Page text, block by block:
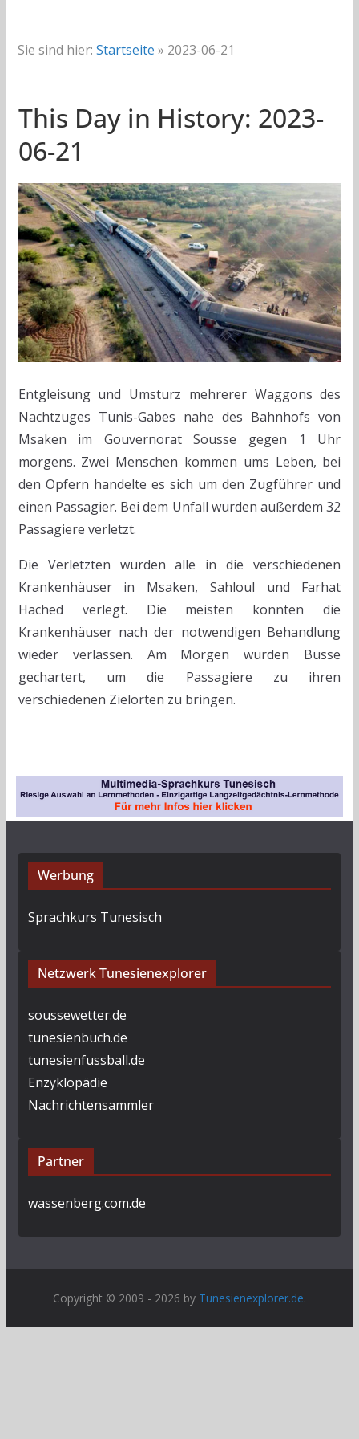
Sie sind hier: Startseite » 2023-06-21
This Day in History: 2023-
06-21
Entgleisung und Umsturz mehrerer Waggons des
Nachtzuges Tunis-Gabes nahe des Bahnhofs von
Msaken im Gouvernorat Sousse gegen 1 Uhr
morgens. Zwei Menschen kommen ums Leben, bei
den Opfern handelte es sich um den Zugführer und
einen Passagier. Bei dem Unfall wurden außerdem 32
Passagiere verletzt.
Die Verletzten wurden alle in die verschiedenen
Krankenhäuser in Msaken, Sahloul und Farhat
Hached verlegt. Die meisten konnten die
Krankenhäuser nach der notwendigen Behandlung
wieder verlassen. Am Morgen wurden Busse
gechartert, um die Passagiere zu ihren
verschiedenen Zielorten zu bringen.
Werbung
Sprachkurs Tunesisch
Netzwerk Tunesienexplorer
soussewetter.de
tunesienbuch.de
tunesienfussball.de
Enzyklopädie
Nachrichtensammler
Partner
wassenberg.com.de
Copyright © 2009 - 2026 by Tunesienexplorer.de.